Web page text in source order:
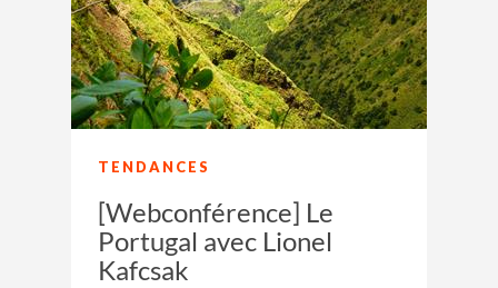
TENDANCES
[Webconférence] Le
Portugal avec Lionel
Kafcsak